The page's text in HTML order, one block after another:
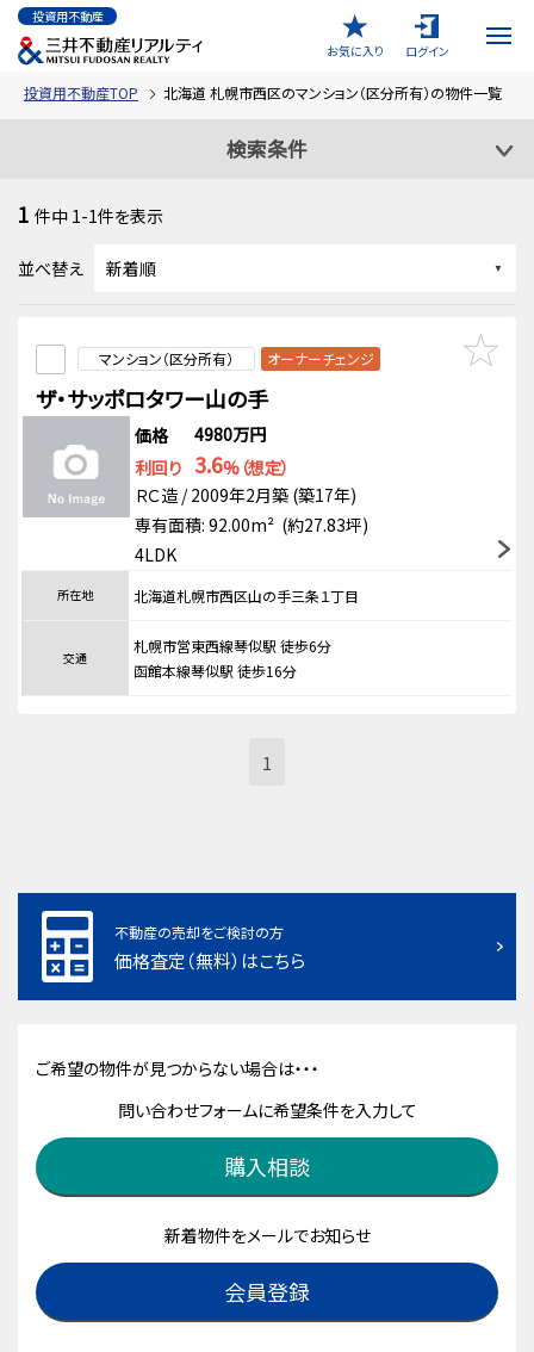
投資用不動産
お気に入り
ログイン
投資用不動産TOP 北海道 札幌市西区のマンション（区分所有）の物件一覧
検索条件
1 件中 1-1件を表示
並べ替え
マンション（区分所有） オーナーチェンジ
ザ・サッポロタワー山の手
価格
4980万円
利回り 3.6%（想定）
ＲＣ造 / 2009年2月築 (築17年)
専有面積: 92.00m² (約27.83坪)
4LDK
所在地 北海道札幌市西区山の手三条１丁目
交通
札幌市営東西線琴似駅 徒歩6分
函館本線琴似駅 徒歩16分
1
不動産の売却をご検討の方
価格査定（無料）はこちら
ご希望の物件が見つからない場合は・・・
問い合わせフォームに希望条件を入力して
購入相談
新着物件をメールでお知らせ
会員登録